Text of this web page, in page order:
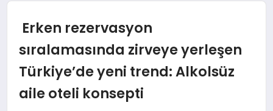
DÜNYA
Erken rezervasyon
sıralamasında zirveye yerleşen
Türkiye’de yeni trend: Alkolsüz
aile oteli konsepti